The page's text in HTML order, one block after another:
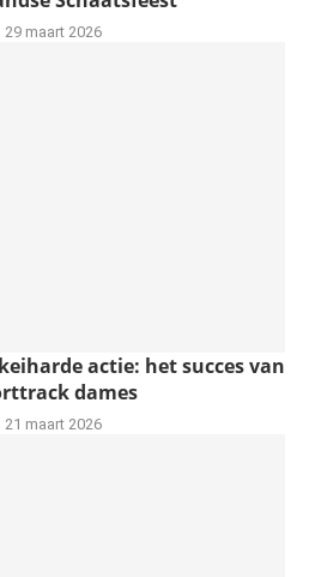
29 maart 2026
actie: het succes van
dames
21 maart 2026